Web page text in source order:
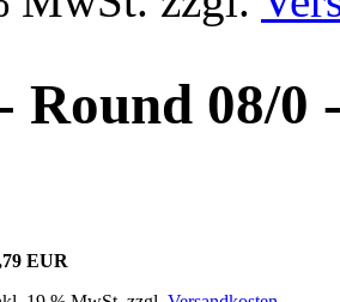
Round 08/0
EUR